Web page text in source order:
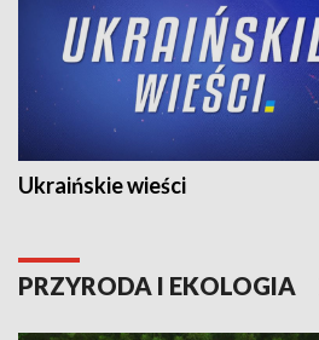
Ukraińskie wieści
PRZYRODA I EKOLOGIA